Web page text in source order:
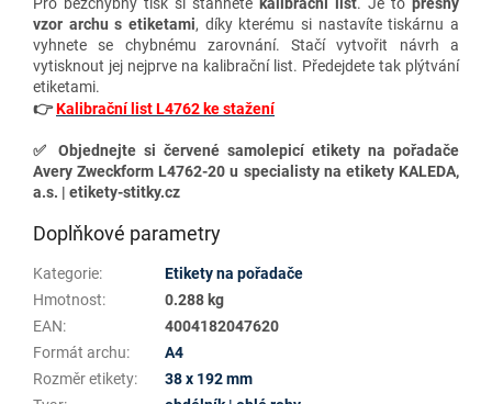
Pro bezchybný tisk si stáhněte kalibrační list. Je to přesný
vzor archu s etiketami, díky kterému si nastavíte tiskárnu a
vyhnete se chybnému zarovnání. Stačí vytvořit návrh a
vytisknout jej nejprve na kalibrační list. Předejdete tak plýtvání
etiketami.
👉Kalibrační list L4762 ke stažení
✅ Objednejte si červené samolepicí etikety na pořadače
Avery Zweckform L4762-20 u specialisty na etikety KALEDA,
a.s. | etikety-stitky.cz
Doplňkové parametry
Kategorie:
Etikety na pořadače
Hmotnost:
0.288 kg
EAN:
4004182047620
Formát archu:
A4
Rozměr etikety:
38 x 192 mm